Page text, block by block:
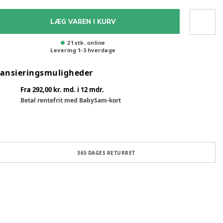
LÆG VAREN I KURV
21 stk. online
Levering 1-3 hverdage
Fra 292,00 kr. md. i 12 mdr.
Betal rentefrit med BabySam-kort
365 DAGES RETURRET